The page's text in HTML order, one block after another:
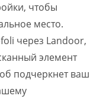
чтобы
место.
через Landoor,
элемент
подчеркнет ваш